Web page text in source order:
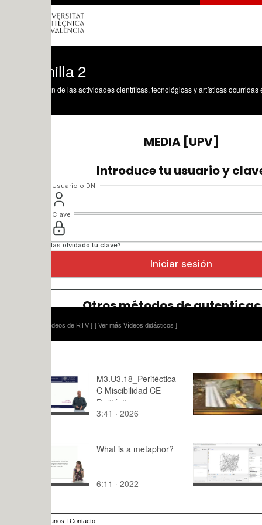
de las actividades científicas, tecnológicas y artísticas ocurridas en los tres
[ Ver más Vídeos didácticos ]
M3.U3.18_Peritéctica
C Miscibilidad CE
Peritéctica
3:41 · 2026
28:30 ·
What is a metaphor?
6:11 · 2022
Gephi:
layouts
10:38 ·